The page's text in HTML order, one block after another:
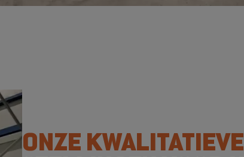
ONZE KWALITATIEVE